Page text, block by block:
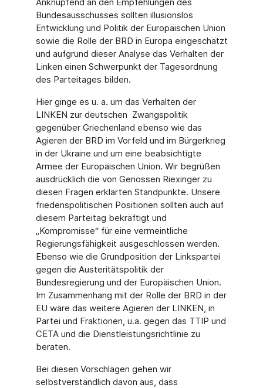
Bundesausschusses sollten illusionslos
Entwicklung und Politik der Europäischen Union
sowie die Rolle der BRD in Europa eingeschätzt
und aufgrund dieser Analyse das Verhalten der
Linken einen Schwerpunkt der Tagesordnung
des Parteitages bilden.
Hier ginge es u. a. um das Verhalten der
LINKEN zur deutschen Zwangspolitik
gegenüber Griechenland ebenso wie das
Agieren der BRD im Vorfeld und im Bürgerkrieg
in der Ukraine und um eine beabsichtigte
Armee der Europäischen Union. Wir begrüßen
ausdrücklich die von Genossen Riexinger zu
diesen Fragen erklärten Standpunkte. Unsere
friedenspolitischen Positionen sollten auch auf
diesem Parteitag bekräftigt und
„Kompromisse“ für eine vermeintliche
Regierungsfähigkeit ausgeschlossen werden.
Ebenso wie die Grundposition der Linkspartei
gegen die Austeritätspolitik der
Bundesregierung und der Europäischen Union.
Im Zusammenhang mit der Rolle der BRD in der
EU wäre das weitere Agieren der LINKEN, in
Partei und Fraktionen, u.a. gegen das TTIP und
CETA und die Dienstleistungsrichtlinie zu
beraten.
Bei diesen Vorschlägen gehen wir
selbstverständlich davon aus, dass